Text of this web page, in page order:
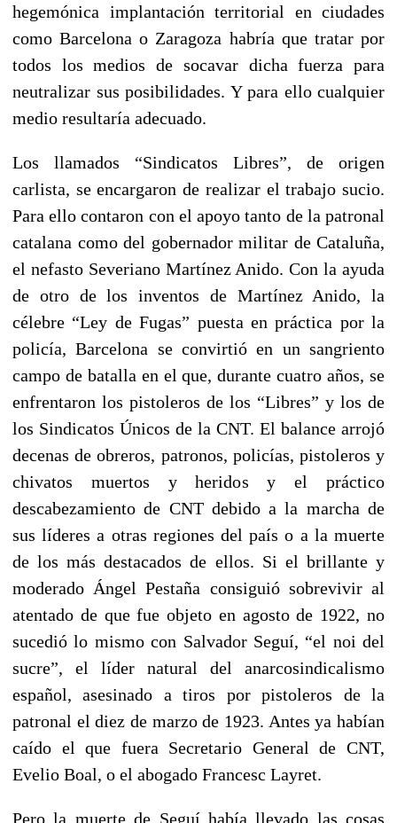
hegemónica implantación territorial en ciudades
como Barcelona o Zaragoza habría que tratar por
todos los medios de socavar dicha fuerza para
neutralizar sus posibilidades. Y para ello cualquier
medio resultaría adecuado.
Los llamados “Sindicatos Libres”, de origen
carlista, se encargaron de realizar el trabajo sucio.
Para ello contaron con el apoyo tanto de la patronal
catalana como del gobernador militar de Cataluña,
el nefasto Severiano Martínez Anido. Con la ayuda
de otro de los inventos de Martínez Anido, la
célebre “Ley de Fugas” puesta en práctica por la
policía, Barcelona se convirtió en un sangriento
campo de batalla en el que, durante cuatro años, se
enfrentaron los pistoleros de los “Libres” y los de
los Sindicatos Únicos de la CNT. El balance arrojó
decenas de obreros, patronos, policías, pistoleros y
chivatos muertos y heridos y el práctico
descabezamiento de CNT debido a la marcha de
sus líderes a otras regiones del país o a la muerte
de los más destacados de ellos. Si el brillante y
moderado Ángel Pestaña consiguió sobrevivir al
atentado de que fue objeto en agosto de 1922, no
sucedió lo mismo con Salvador Seguí, “el noi del
sucre”, el líder natural del anarcosindicalismo
español, asesinado a tiros por pistoleros de la
patronal el diez de marzo de 1923. Antes ya habían
caído el que fuera Secretario General de CNT,
Evelio Boal, o el abogado Francesc Layret.
Pero la muerte de Seguí había llevado las cosas